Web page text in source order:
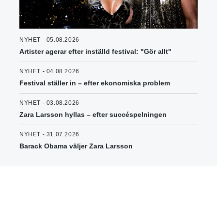
NYHET - 05.08.2026
Artister agerar efter inställd festival: "Gör allt"
NYHET - 04.08.2026
Festival ställer in – efter ekonomiska problem
NYHET - 03.08.2026
Zara Larsson hyllas – efter succéspelningen
NYHET - 31.07.2026
Barack Obama väljer Zara Larsson